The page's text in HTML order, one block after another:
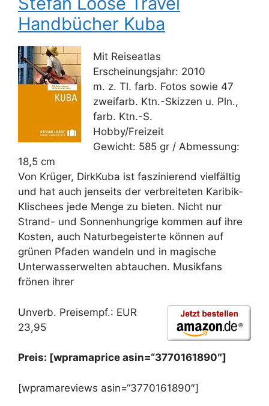
Handbücher Kuba
Mit Reiseatlas
Erscheinungsjahr: 2010
m. z. Tl. farb. Fotos sowie 47
zweifarb. Ktn.-Skizzen u. Pln.,
farb. Ktn.-S.
Hobby/Freizeit
Gewicht: 585 gr / Abmessung:
18,5 cm
Von Krüger, DirkKuba ist faszinierend vielfältig
und hat auch jenseits der verbreiteten Karibik-
Klischees jede Menge zu bieten. Nicht nur
Strand- und Sonnenhungrige kommen auf ihre
Kosten, auch Naturbegeisterte können auf
grünen Pfaden wandeln und in magische
Unterwasserwelten abtauchen. Musikfans
frönen ihrer
Unverb. Preisempf.: EUR
23,95
Preis: [wpramaprice asin=“3770161890″]
[wpramareviews asin=“3770161890″]